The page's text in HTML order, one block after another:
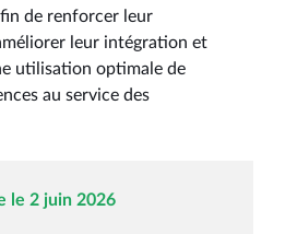
de renforcer leur
leur intégration et
utilisation optimale de
au service des
le 2 juin 2026